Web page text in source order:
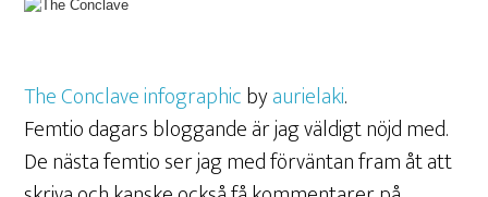
The Conclave infographicbyaurielaki.
Femtio dagars bloggande är jag väldigt nöjd med.
De nästa femtio ser jag med förväntan fram åt att